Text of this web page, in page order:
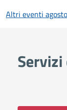
Altri eventi